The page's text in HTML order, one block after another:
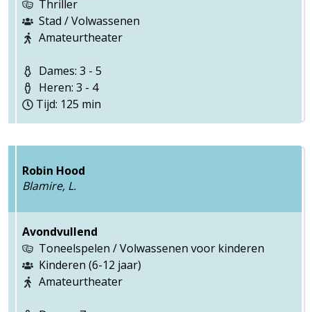
Thriller
Stad / Volwassenen
Amateurtheater
Dames: 3 - 5
Heren: 3 - 4
Tijd: 125 min
Robin Hood
Blamire, L.
Avondvullend
Toneelspelen / Volwassenen voor kinderen
Kinderen (6-12 jaar)
Amateurtheater